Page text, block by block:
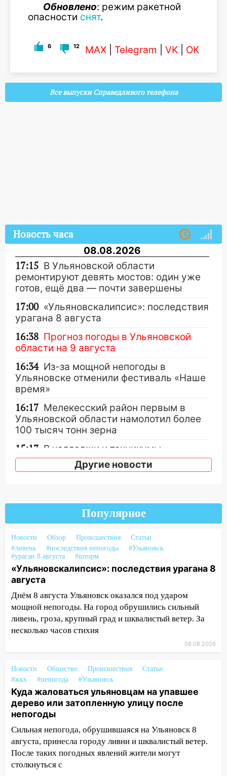
Обновлено: режим ракетной
опасности снят.
6 12 MAX Telegram VK OK
Все выпуски Справедливого телефона
Новость часа
08.08.2026
17:15 В Ульяновской области
ремонтируют девять мостов: один уже
готов, ещё два — почти завершены
17:00 «Ульяновскалипсис»: последствия
урагана 8 августа
16:38 Прогноз погоды в Ульяновской
области на 9 августа
16:34 Из-за мощной непогоды в
Ульяновске отменили фестиваль «Наше
время»
16:17 Мелекесский район первым в
Ульяновской области намолотил более
100 тысяч тонн зерна
15:17 В колледжи и техникумы
Ульяновской области подали более 10
тысяч заявлений
после шторма: поваленные деревья и
затопленные улицы
Деева в Заволжье
14:26 Жители Ульяновска сами
пытаются расчистить ливнёвки, не
дождавшись коммунальщиков
14:16 Шторм продолжает ломать город:
на улице Любови Шевцовой рухнул
светофор
Студента из Ульяновска обманули
14:12
Куда жаловаться ульяновцам на
упавшее дерево или затопленную улицу
после непогоды
13:59 В Новом городе ураганным
ветром сорвало опалубку со
строящегося дома
13:54 В мэрии Ульяновска рассказали,
как устраняют последствия мощного
Другие новости
Популярное
Новости Обзор Происшествия
Статьи
#ливень
#последствия непогоды
#Ульяновск
#ураган 8 августа
#шторм
«Ульяновскалипсис»: последствия урагана 8
августа
Днём 8 августа Ульяновск оказался под ударом
мощной непогоды. На город обрушились сильный
ливень, гроза, крупный град и шквалистый ветер. За
несколько часов стихия
08.08.2026
Новости Общество Происшествия
Статьи
#жкх
#непогода #Ульяновск
Куда жаловаться ульяновцам на упавшее
дерево или затопленную улицу после
непогоды
Сильная непогода, обрушившаяся на Ульяновск 8
августа, принесла городу ливни и шквалистый ветер.
После таких погодных явлений жители могут
столкнуться с